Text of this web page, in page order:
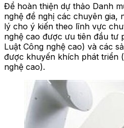
Để hoàn thiện dự thảo Danh
nghệ đề nghị các chuyên gia,
lý cho ý kiến theo lĩnh vực
nghệ cao được ưu tiên đầu tư
Luật Công nghệ cao) và các
được khuyến khích phát triển
nghệ cao).